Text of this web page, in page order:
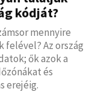
kódját?
mennyire
felével? Az ország
ők azok a
és
erejéig.